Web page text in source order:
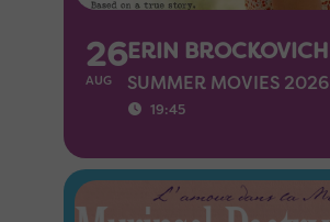
26
AUG
ERIN BROCKOVICH
SUMMER MOVIES 2026
19:45